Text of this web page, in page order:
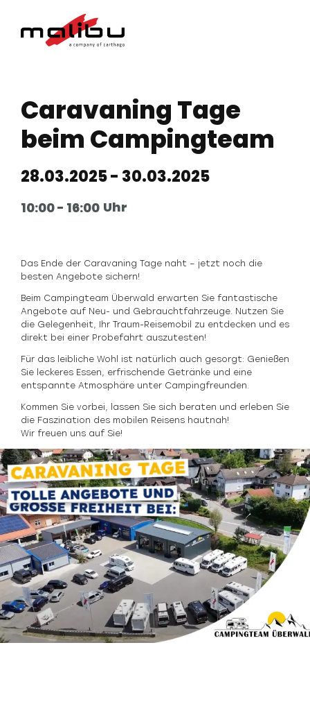
Caravaning Tage
beim Campingteam
28.03.2025- 30.03.2025
10:00- 16:00 Uhr
Das Ende der Caravaning Tage naht – jetzt noch die
besten Angebote sichern!
Beim Campingteam Überwald erwarten Sie fantastische
Angebote auf Neu- und Gebrauchtfahrzeuge. Nutzen Sie
die Gelegenheit, Ihr Traum-Reisemobil zu entdecken und es
direkt bei einer Probefahrt auszutesten!
Für das leibliche Wohl ist natürlich auch gesorgt: Genießen
Sie leckeres Essen, erfrischende Getränke und eine
entspannte Atmosphäre unter Campingfreunden.
Kommen Sie vorbei, lassen Sie sich beraten und erleben Sie
die Faszination des mobilen Reisens hautnah!
Wir freuen uns auf Sie!